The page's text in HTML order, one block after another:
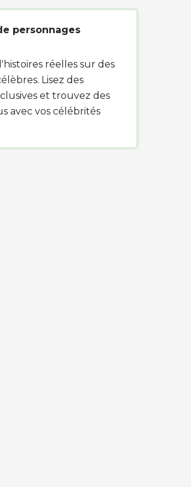
personnages
réelles sur des
Lisez des
et trouvez des
avec vos célébrités